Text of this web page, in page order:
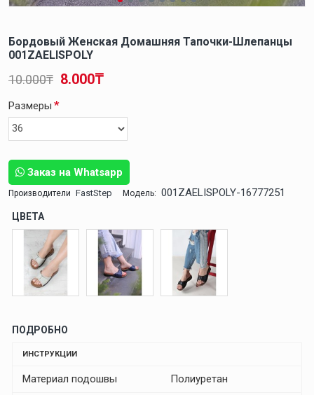
Бордовый Женская Домашняя Тапочки-Шлепанцы
001ZAELISPOLY
Заказ на Whatsapp
Производители FastStep Модель: 001ZAELISPOLY-16777251
8.000₸
10.000₸
Размеры
ЦВЕТА
ПОДРОБНО
ИНСТРУКЦИИ
Материал подошвы Полиуретан